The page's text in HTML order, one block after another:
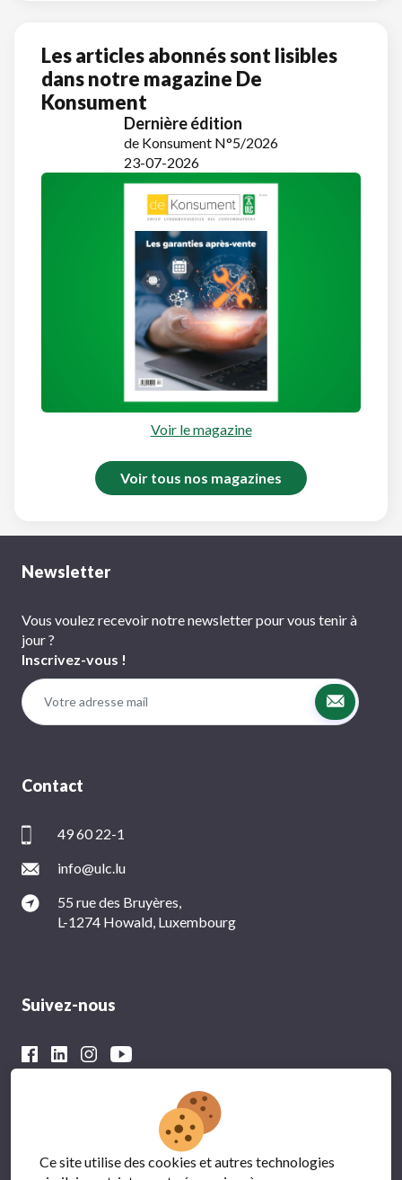
Les articles abonnés sont lisibles
dans notre magazine De
Konsument
Dernière édition
de Konsument N°5/2026
23-07-2026
Voir le magazine
Voir tous nos magazines
Newsletter
Vous voulez recevoir notre newsletter pour vous tenir à
jour ?
Inscrivez-vous !
Contact
49 60 22-1
info@ulc.lu
55 rue des Bruyères,
L-1274 Howald, Luxembourg
Suivez-nous
Avec le soutien financier du
Ce site utilise des cookies et autres technologies